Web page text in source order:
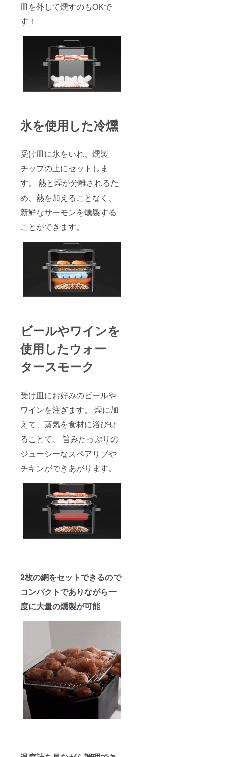
皿を外して燻すのもOKで
す！
氷を使用した冷燻
受け皿に氷をいれ、燻製
チップの上にセットしま
す。 熱と煙が分離されるた
め、熱を加えることなく、
新鮮なサーモンを燻製する
ことができます。
ビールやワインを
使用したウォー
タースモーク
受け皿にお好みのビールや
ワインを注ぎます。 煙に加
えて、蒸気を食材に浴びせ
ることで、 旨みたっぷりの
ジューシーなスペアリブや
チキンができあがります。
2枚の網をセットできるので
コンパクトでありながら一
度に大量の燻製が可能